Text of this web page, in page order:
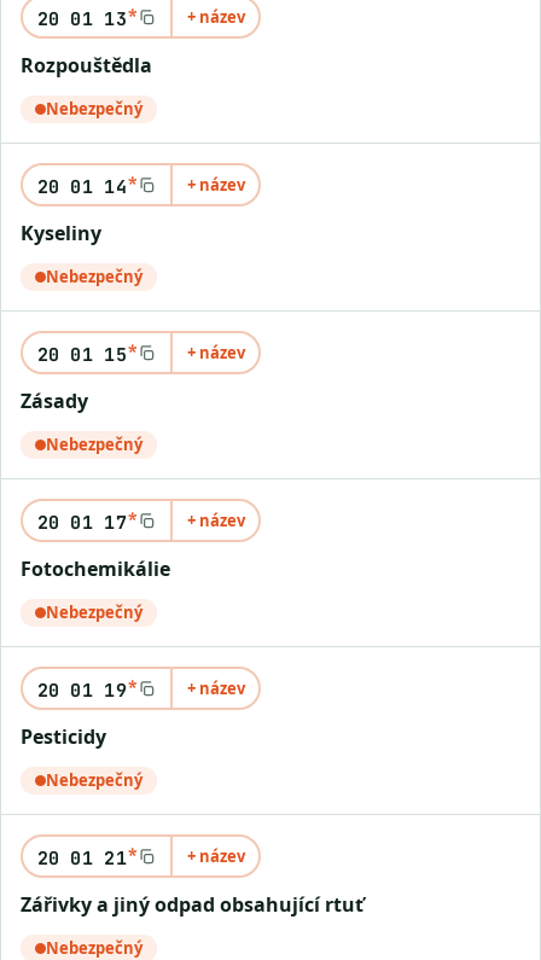
20 01 13* + název
Rozpouštědla
Nebezpečný
20 01 14* + název
Kyseliny
Nebezpečný
20 01 15* + název
Zásady
Nebezpečný
20 01 17* + název
Fotochemikálie
Nebezpečný
20 01 19* + název
Pesticidy
Nebezpečný
20 01 21* + název
Zářivky a jiný odpad obsahující rtuť
Nebezpečný